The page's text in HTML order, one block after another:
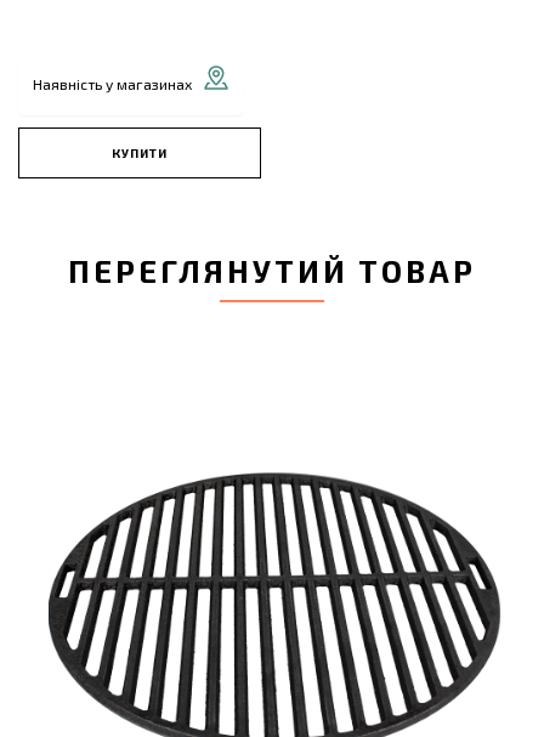
Наявність у магазинах
КУПИТИ
ПЕРЕГЛЯНУТИЙ ТОВАР